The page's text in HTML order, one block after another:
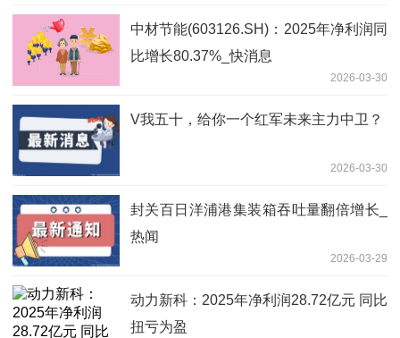
中材节能(603126.SH)：2025年净利润同
比增长80.37%_快消息
2026-03-30
V我五十，给你一个红军未来主力中卫？
2026-03-30
封关百日洋浦港集装箱吞吐量翻倍增长_
热闻
2026-03-29
动力新科：2025年净利润28.72亿元 同比
扭亏为盈